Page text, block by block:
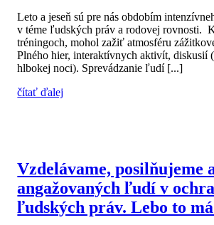
Leto a jeseň sú pre nás obdobím
v téme ľudských práv a rodovej rovnosti.
tréningoch, mohol zažiť atmosféru
Plného hier, interaktívnych aktivít, diskusií
hlbokej noci). Sprevádzanie ľudí [...]
čítať ďalej
Vzdelávame, posilňujeme
angažovaných ľudí v
ľudských práv. Lebo to